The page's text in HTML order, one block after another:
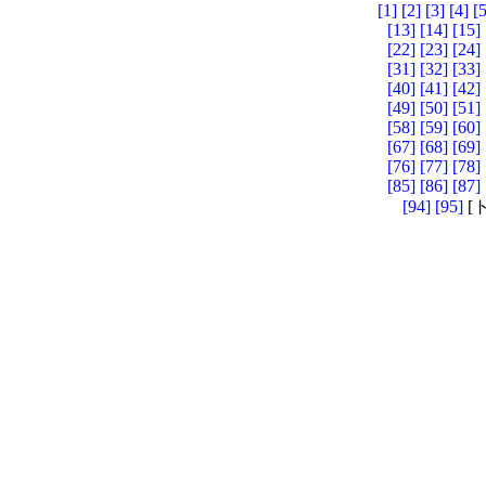
[1] [2] [3] [4]
[13] [14] [15]
[22] [23] [24]
[31] [32] [33]
[40] [41] [42]
[49] [50] [51]
[58] [59] [60]
[67] [68] [69]
[76] [77] [78]
[85] [86] [87]
[94] [95] [